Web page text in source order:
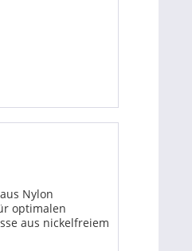
Nylon
optimalen
aus nickelfreiem